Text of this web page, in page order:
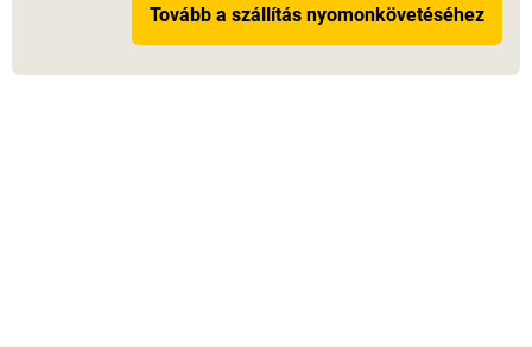
Tovább a szállítás nyomonkövetéséhez